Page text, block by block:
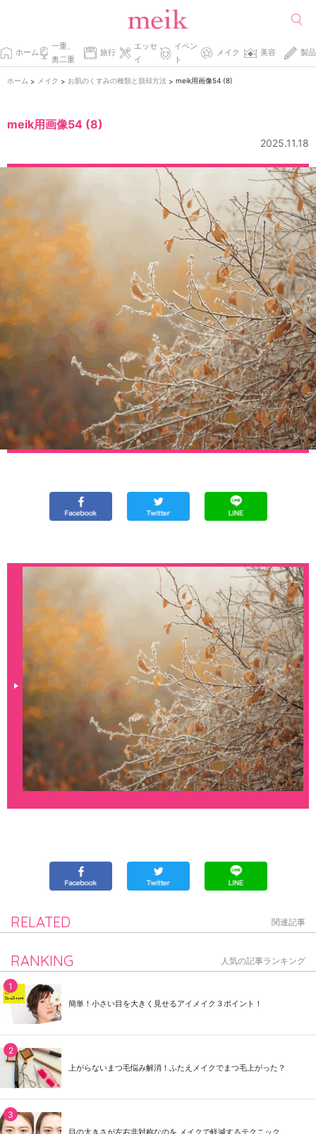
ホーム
一重、
奥二重
旅行
エッセ
イ
イベン
ト
メイク 美容 製品
ホーム > メイク > お肌のくすみの種類と脱却方法 > meik用画像54 (8)
meik用画像54 (8)
2025.11.18
RELATED 関連記事
RANKING 人気の記事ランキング
簡単！小さい目を大きく見せるアイメイク３ポイント！
上がらないまつ毛悩み解消！ふたえメイクでまつ毛上がった？